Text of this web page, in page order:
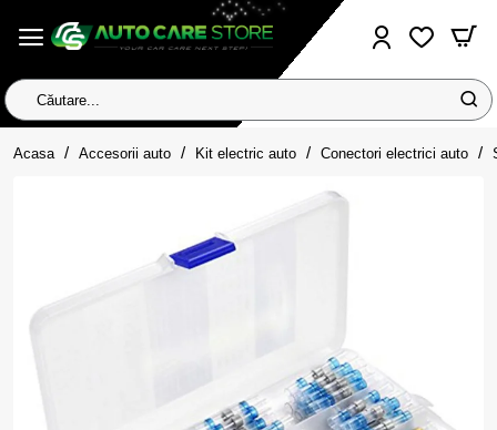
Căutare...
Acasa homeAccesorii auto Kit electric auto Conectori electrici auto